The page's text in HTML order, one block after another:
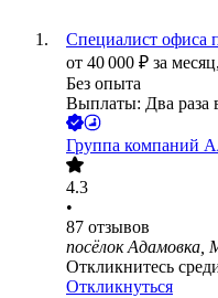
Специалист офиса
от 40 000 ₽ за месяц,
Без опыта
Выплаты: Два раза
Группа компаний
4.3
•
87 отзывов
посёлок Адамовка,
Откликнитесь
Откликнуться